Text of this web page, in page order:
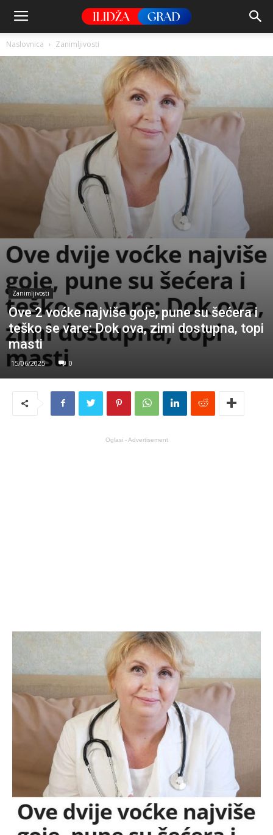
Naslovnica Zanimljivosti
Zanimljivosti
Ove 2 voćke najviše goje, pune su šećera i
teško se vare: Dok ova, zimi dostupna, topi
masti
15/06/2025 0
Oglasi - Advertisement